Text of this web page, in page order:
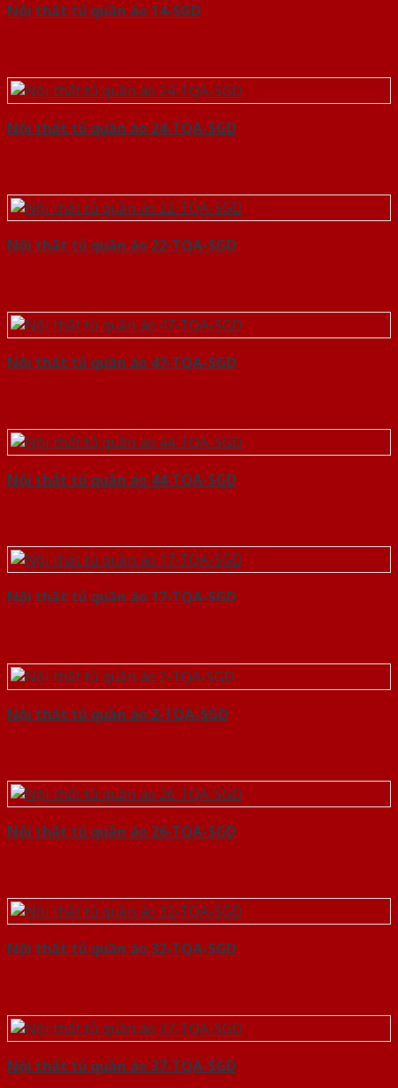
Nội thất tủ quần áo 14-SGD
Nội thất tủ quần áo 24-TQA-SGD
Nội thất tủ quần áo 22-TQA-SGD
Nội thất tủ quần áo 47-TQA-SGD
Nội thất tủ quần áo 44-TQA-SGD
Nội thất tủ quần áo 17-TQA-SGD
Nội thất tủ quần áo 2-TQA-SGD
Nội thất tủ quần áo 26-TQA-SGD
Nội thất tủ quần áo 32-TQA-SGD
Nội thất tủ quần áo 37-TQA-SGD